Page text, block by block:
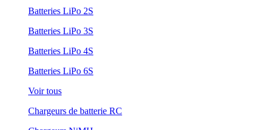
Batteries LiPo 2S
Batteries LiPo 3S
Batteries LiPo 4S
Batteries LiPo 6S
Voir tous
Chargeurs de batterie RC